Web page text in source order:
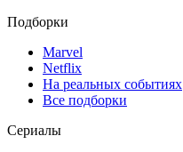
Подборки
Marvel
Netflix
На реальных событиях
Все подборки
Сериалы